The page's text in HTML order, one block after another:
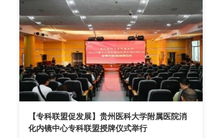
【专科联盟促发展】贵州医科大学附属医院消
化内镜中心专科联盟授牌仪式举行